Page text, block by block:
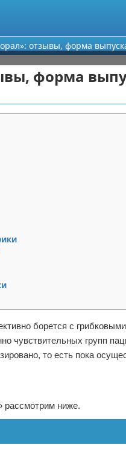
отзывы, форма
форма
борется с
чувствительных групп
то есть пока
рассмотрим ниже.